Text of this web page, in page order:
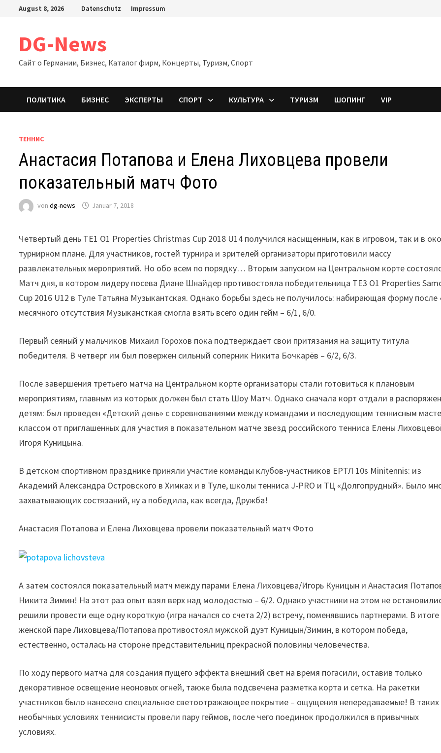
August 8, 2026 Datenschutz Impressum
DG-News
Сайт о Германии, Бизнес, Каталог фирм, Концерты, Туризм, Спорт
ПОЛИТИКА БИЗНЕС ЭКСПЕРТЫ СПОРТ КУЛЬТУРА ТУРИЗМ ШОПИНГ VIP
ТЕННИС
Анастасия Потапова и Елена Лиховцева провели
показательный матч Фото
vondg-news Januar 7, 2018
Четвертый день TE1 O1 Properties Christmas Cup 2018 U14 получился насыщенным, как в игровом, так и в
турнирном плане. Для участников, гостей турнира и зрителей организаторы приготовили массу
развлекательных мероприятий. Но обо всем по порядку… Вторым запуском на Центральном корте
Матч дня, в котором лидеру посева Диане Шнайдер противостояла победительница TE3 O1 Properties
Cup 2016 U12 в Туле Татьяна Музыкантская. Однако борьбы здесь не получилось: набирающая форму после
месячного отсутствия Музыкансткая смогла взять всего один гейм – 6/1, 6/0.
Первый сеяный у мальчиков Михаил Горохов пока подтверждает свои притязания на защиту титула
победителя. В четверг им был повержен сильный соперник Никита Бочкарёв – 6/2, 6/3.
После завершения третьего матча на Центральном корте организаторы стали готовиться к плановым
мероприятиям, главным из которых должен был стать Шоу Матч. Однако сначала корт отдали в
детям: был проведен «Детский день» с соревнованиями между командами и последующим теннисным
классом от приглашенных для участия в показательном матче звезд российского тенниса Елены
Игоря Куницына.
В детском спортивном празднике приняли участие команды клубов-участников ЕРТЛ 10s Minitennis: из
Академий Александра Островского в Химках и в Туле, школы тенниса J-PRO и ТЦ «Долгопрудный». Было
захватывающих состязаний, ну а победила, как всегда, Дружба!
Анастасия Потапова и Елена Лиховцева провели показательный матч Фото
А затем состоялся показательный матч между парами Елена Лиховцева/Игорь Куницын и Анастасия
Никита Зимин! На этот раз опыт взял верх над молодостью – 6/2. Однако участники на этом не
решили провести еще одну короткую (игра начался со счета 2/2) встречу, поменявшись партнерами. В итоге
женской паре Лиховцева/Потапова противостоял мужской дуэт Куницын/Зимин, в котором победа,
естественно, осталась на стороне представительниц прекрасной половины человечества.
По ходу первого матча для создания пущего эффекта внешний свет на время погасили, оставив только
декоративное освещение неоновых огней, также была подсвечена разметка корта и сетка. На ракетки
участников было нанесено специальное светоотражающее покрытие – ощущения непередаваемые! В таких
необычных условиях теннисисты провели пару геймов, после чего поединок продолжился в привычных
условиях.